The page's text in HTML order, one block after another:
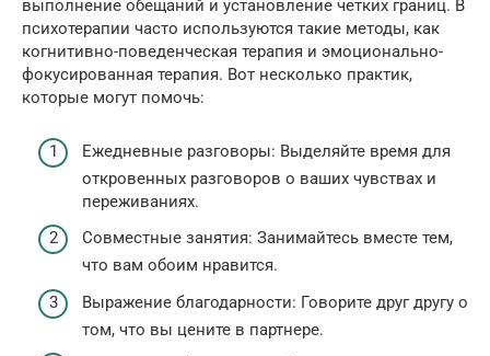
выполнение обещаний и установление четких границ. В
психотерапии часто используются такие методы, как
когнитивно-поведенческая терапия и эмоционально-
фокусированная терапия. Вот несколько практик,
которые могут помочь:
Ежедневные разговоры: Выделяйте время для
откровенных разговоров о ваших чувствах и
переживаниях.
Совместные занятия: Занимайтесь вместе тем,
что вам обоим нравится.
Выражение благодарности: Говорите друг другу о
том, что вы цените в партнере.